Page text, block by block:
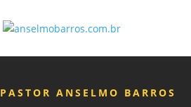
PASTOR ANSELMO BARROS